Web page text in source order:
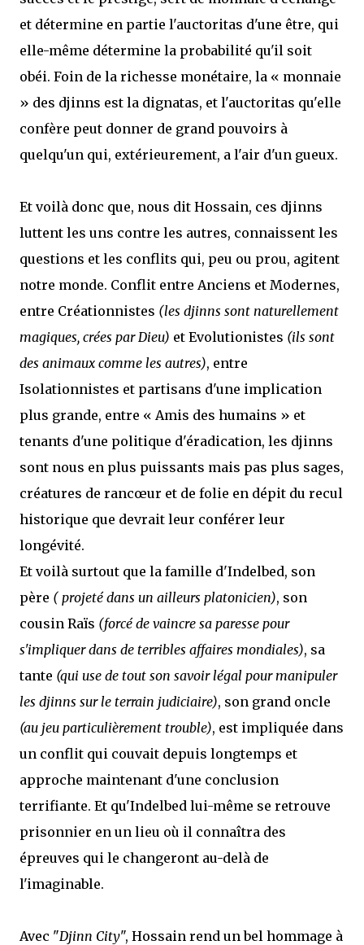
et détermine en partie l'auctoritas d'une être, qui
elle-même détermine la probabilité qu'il soit
obéi. Foin de la richesse monétaire, la « monnaie
» des djinns est la dignatas, et l'auctoritas qu'elle
confère peut donner de grand pouvoirs à
quelqu'un qui, extérieurement, a l'air d'un gueux.
Et voilà donc que, nous dit Hossain, ces djinns
luttent les uns contre les autres, connaissent les
questions et les conflits qui, peu ou prou, agitent
notre monde. Conflit entre Anciens et Modernes,
entre Créationnistes (les djinns sont naturellement
magiques, crées par Dieu) et Evolutionistes (ils sont
des animaux comme les autres), entre
Isolationnistes et partisans d'une implication
plus grande, entre « Amis des humains » et
tenants d'une politique d'éradication, les djinns
sont nous en plus puissants mais pas plus sages,
créatures de rancœur et de folie en dépit du recul
historique que devrait leur conférer leur
longévité.
Et voilà surtout que la famille d'Indelbed, son
père ( projeté dans un ailleurs platonicien), son
cousin Raïs (forcé de vaincre sa paresse pour
s'impliquer dans de terribles affaires mondiales), sa
tante (qui use de tout son savoir légal pour manipuler
les djinns sur le terrain judiciaire), son grand oncle
(au jeu particulièrement trouble), est impliquée dans
un conflit qui couvait depuis longtemps et
approche maintenant d'une conclusion
terrifiante. Et qu'Indelbed lui-même se retrouve
prisonnier en un lieu où il connaîtra des
épreuves qui le changeront au-delà de
l'imaginable.
Avec "Djinn City", Hossain rend un bel hommage à